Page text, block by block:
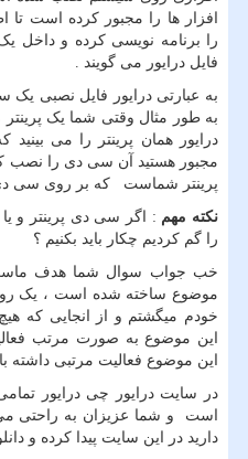
افزار ها را مجبور کرده است
را برنامه نویسی کرده و داخل
فایل درایور می گویند .
به عبارتی درایور فایل نصبی
به طور مثال وقتی شما یک
درایور همان پرینتر را می بینید
مجبور هستید آن سی دی را نصب
پرینتر شماست که بر روی سی
نکته مهم : اگر سی دی پرینتر و
را گم کردیم چکار باید بکنیم ؟
خب جواب سوال شما هدف
موضوع ساخته شده است ، یک
خودم میگشتم و از انجایی که
این موضوع به صورت مرتب
این موضوع فعالیت مرتبی داشته
در سایت درایور چی درایور
است و شما عزیزان به راحتی می
دارید در این سایت پیدا کرده و